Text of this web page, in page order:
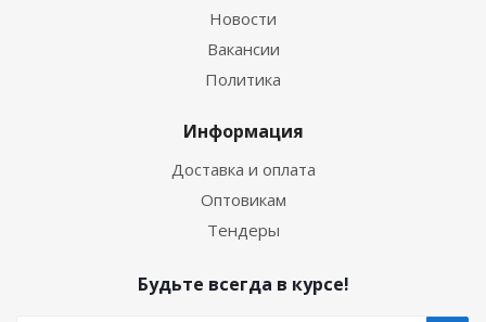
Новости
Вакансии
Политика
Информация
Доставка и оплата
Оптовикам
Тендеры
Будьте всегда в курсе!